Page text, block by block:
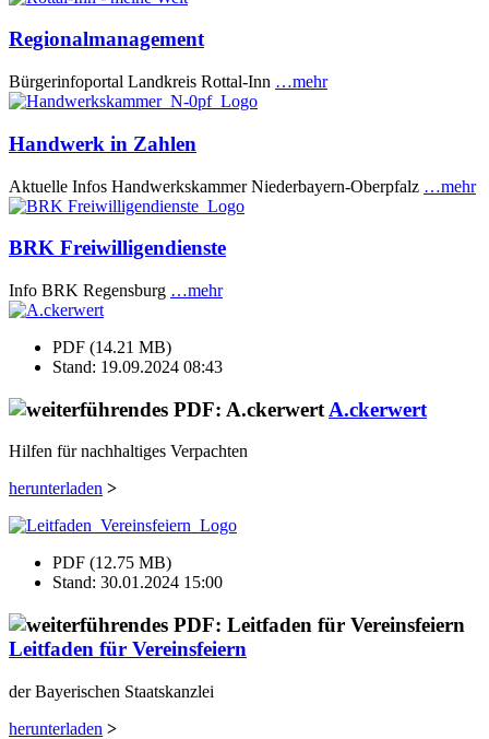
Regionalmanagement
Bürgerinfoportal Landkreis Rottal-Inn …mehr
Handwerk in Zahlen
Aktuelle Infos Handwerkskammer Niederbayern-Oberpfalz …mehr
BRK Freiwilligendienste
Info BRK Regensburg …mehr
PDF (14.21 MB)
Stand: 19.09.2024 08:43
A.ckerwert
Hilfen für nachhaltiges Verpachten
herunterladen >
PDF (12.75 MB)
Stand: 30.01.2024 15:00
Leitfaden für Vereinsfeiern
der Bayerischen Staatskanzlei
herunterladen >